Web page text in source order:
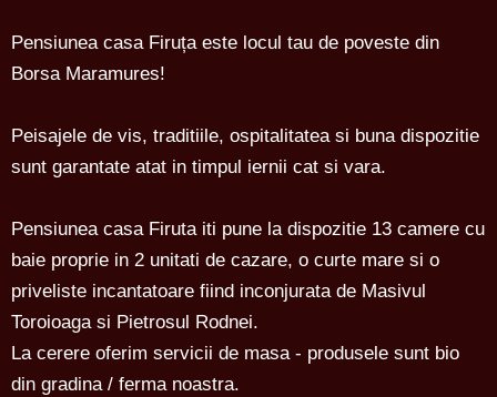
Pensiunea casa Firuța este locul tau de poveste din
Borsa Maramures!
Peisajele de vis, traditiile, ospitalitatea si buna dispozitie
sunt garantate atat in timpul iernii cat si vara.
Pensiunea casa Firuta iti pune la dispozitie 13 camere cu
baie proprie in 2 unitati de cazare, o curte mare si o
priveliste incantatoare fiind inconjurata de Masivul
Toroioaga si Pietrosul Rodnei.
La cerere oferim servicii de masa - produsele sunt bio
din gradina / ferma noastra.